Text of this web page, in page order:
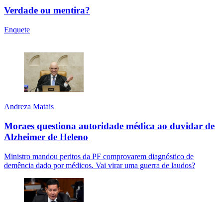
Verdade ou mentira?
Enquete
Andreza Matais
Moraes questiona autoridade médica ao duvidar de
Alzheimer de Heleno
Ministro mandou peritos da PF comprovarem diagnóstico de
demência dado por médicos. Vai virar uma guerra de laudos?